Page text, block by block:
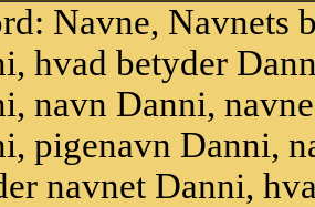
Navne, Navnets
hvad betyder
navn Danni,
pigenavn Danni,
navnet Danni,